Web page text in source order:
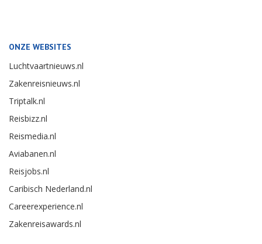
ONZE WEBSITES
Luchtvaartnieuws.nl
Zakenreisnieuws.nl
Triptalk.nl
Reisbizz.nl
Reismedia.nl
Aviabanen.nl
Reisjobs.nl
Caribisch Nederland.nl
Careerexperience.nl
Zakenreisawards.nl